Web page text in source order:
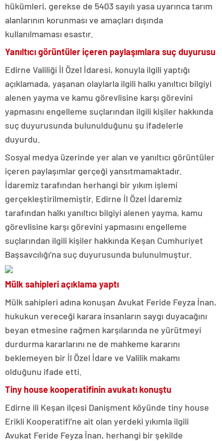
hükümleri, gerekse de 5403 sayılı yasa uyarınca tarım
alanlarının korunması ve amaçları dışında
kullanılmaması esastır.
Yanıltıcı görüntüler içeren paylaşımlara suç duyurusu
Edirne Valiliği İl Özel İdaresi, konuyla ilgili yaptığı
açıklamada, yaşanan olaylarla ilgili halkı yanıltıcı bilgiyi
alenen yayma ve kamu görevlisine karşı görevini
yapmasını engelleme suçlarından ilgili kişiler hakkında
suç duyurusunda bulunulduğunu şu ifadelerle
duyurdu.
Sosyal medya üzerinde yer alan ve yanıltıcı görüntüler
içeren paylaşımlar gerçeği yansıtmamaktadır.
İdaremiz tarafından herhangi bir yıkım işlemi
gerçekleştirilmemiştir. Edirne İl Özel İdaremiz
tarafından halkı yanıltıcı bilgiyi alenen yayma, kamu
görevlisine karşı görevini yapmasını engelleme
suçlarından ilgili kişiler hakkında Keşan Cumhuriyet
Başsavcılığı’na suç duyurusunda bulunulmuştur.
Mülk sahipleri açıklama yaptı
Mülk sahipleri adına konuşan Avukat Feride Feyza İnan,
hukukun vereceği karara insanların saygı duyacağını
beyan etmesine rağmen karşılarında ne yürütmeyi
durdurma kararlarını ne de mahkeme kararını
beklemeyen bir İl Özel İdare ve Valilik makamı
olduğunu ifade etti.
Tiny house kooperatifinin avukatı konuştu
Edirne ili Keşan ilçesi Danişment köyünde tiny house
Erikli Kooperatifi’ne ait olan yerdeki yıkımla ilgili
Avukat Feride Feyza İnan, herhangi bir şekilde